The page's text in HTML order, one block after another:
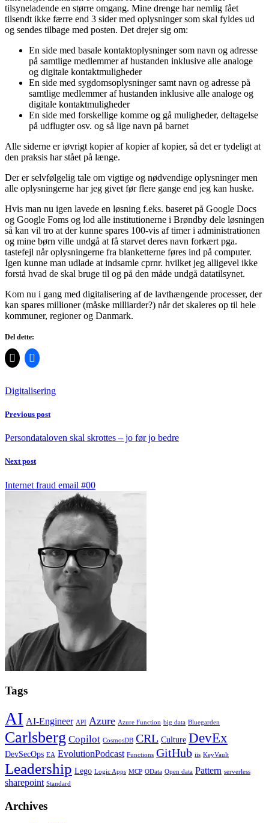
tilsyneladende en større omgang. Mine drenge har nemlig fået
tilsendt ikke færre end 3 sider med oplysninger som skal fyldes ud
og sendes tilbage med posten. Det drejer sig om:
En side med basale kontaktoplysninger som navn og adresse
på samtlige medlemmer af hustanden inklusive alle analoge
og digitale kontaktmuligheder
En side med sygdomsoplysninger samt navn og adresse på
samtlige medlemmer af hustanden inklusive alle analoge og
digitale kontaktmuligheder
En side med forskellige komme og gå muligheder, deltagelse
på udflugter osv. og så lige navn på barnet
Alle siderne er iøvrigt kopier af kopier af kopier, så det er tydeligt at
den praksis har stået på længe.
Der er selvfølgelig tale om vigtige og nødvendige oplysninger men
alle oplysningerne har jeg givet før flere gange end jeg kan huske.
Hvis man nu igen lavede en løsning f.eks. baseret på Google Docs
og Google Foms og lod alle institutionerne i Brøndby dele løsningen
så kan vil tro at der kunne spares 100-vis af timer i administrationen
og mine børn ville undgå at få starvet deres navn forkært pga.
tastefejl når oplysningerne fra blanketterne føres ind på computer.
Igen kunne man udlade at indsamle cprnr. hvilket jeg alligevel ikke
forstå hvad de skal bruge til og på den måde undgå datatilsynet.
Kom nu i gang med digitalisering af de lavthængende processer, der
kan spares millioner (måske milliarder?) når det skaleres op til hele
kommuner, regioner og Danmark.
Del dette:
Digitalisering
Previous post
Persondataloven skal skrottes – jo før jo bedre
Next post
Internet fraud email #00
Tags
AI AI-Engineer API Azure Azure Function big data Bluegarden
Carlsberg Copilot CosmosDB CRL Culture DevEx
DevSecOps EA EvolutionPodcast Functions GitHub iis KeyVault
Leadership Lego Logic Apps MCP OData Open data Pattern serverless
sharepoint Standard
Archives